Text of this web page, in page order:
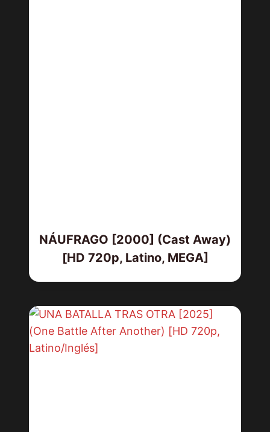
NÁUFRAGO [2000] (Cast Away)
[HD 720p, Latino, MEGA]